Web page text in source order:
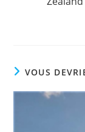
VOUS